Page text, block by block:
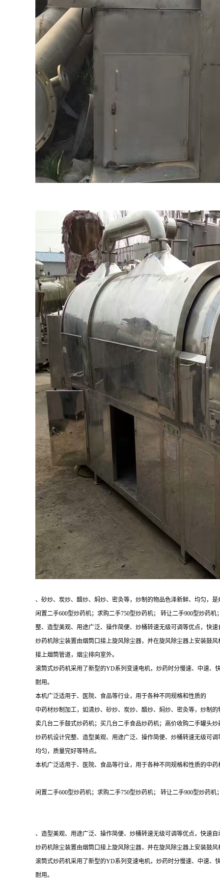
、砂炒、炭炒、醋炒、焖炒、密灸等，炒制的物品色泽新鲜、均匀，
闲置二手600型炒药机；求购二手750型炒药机； 转让二手900型炒药
整、造型美观、用途广泛、操作简便、炒桶转速无级可调等优点，快
炒药机除尘装置由烟筒口接上旋风除尘器，并在旋风除尘器上安装鼓风
接上烟筒管道，烟尘排向室外。
滚筒式炒药机采用了新型的YD系列变速电机，炒药时分慢速、中速
耐用。
本机广泛适用于、医院、食品等行业，用于各种不同规格和性质的
中药材炒制加工，如清炒、砂炒、炭炒、醋炒、焖炒、密灸等，炒制
卖几台二手鼓式炒药机；买几台二手食品炒药机；高价收购二手罐头
炒药机设计完整、造型美观、用途广泛、操作简便、炒桶转速无级可
均匀，质量完好等特点。
本机广泛适用于、医院、食品等行业，用于各种不同规格和性质的中
闲置二手600型炒药机；求购二手750型炒药机； 转让二手900型炒药
、造型美观、用途广泛、操作简便、炒桶转速无级可调等优点，快速
炒药机除尘装置由烟筒口接上旋风除尘器，并在旋风除尘器上安装鼓
滚筒式炒药机采用了新型的YD系列变速电机，炒药时分慢速、中速
耐用。